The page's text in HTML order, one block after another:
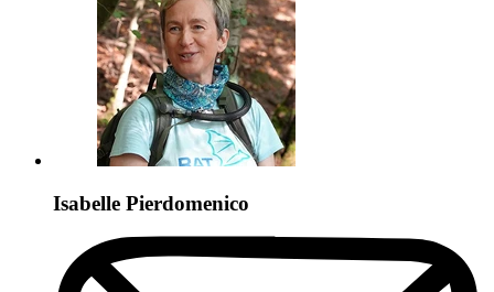
Isabelle Pierdomenico